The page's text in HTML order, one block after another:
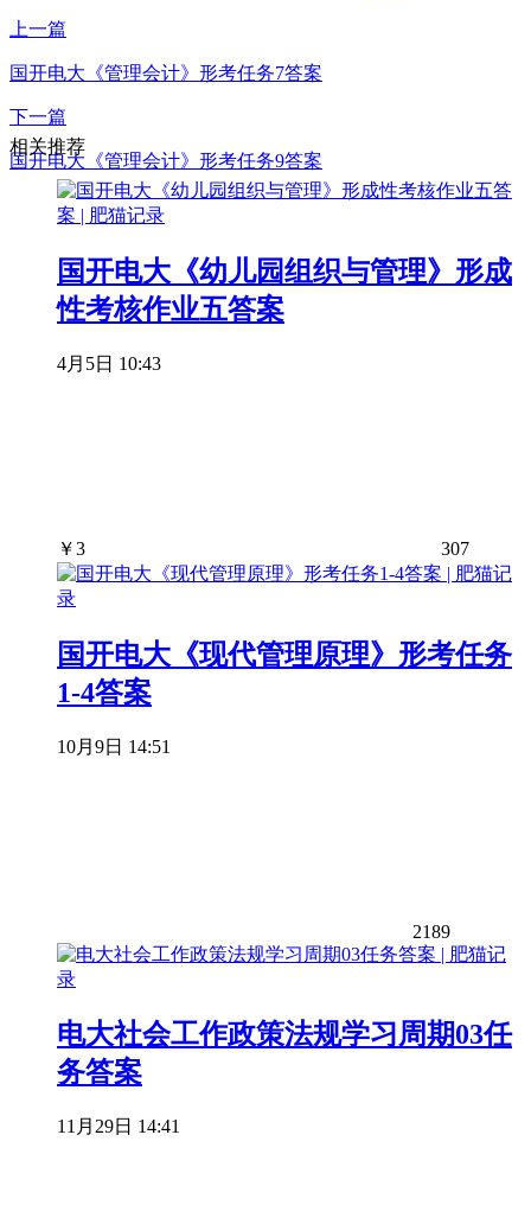
上一篇
国开电大《管理会计》形考任务7答案
下一篇
国开电大《管理会计》形考任务9答案
相关推荐
国开电大《幼儿园组织与管理》形成
性考核作业五答案
4月5日 10:43
￥3 307
国开电大《现代管理原理》形考任务
1-4答案
10月9日 14:51
2189
电大社会工作政策法规学习周期03任
务答案
11月29日 14:41